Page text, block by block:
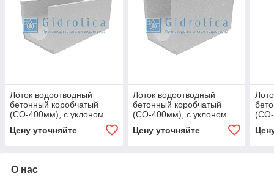
Лоток водоотводный
бетонный коробчатый
(СО-400мм), с уклоном
100.49,4(40).42(35) - BGU,
Цену уточняйте
Лоток водоотводный
бетонный коробчатый
(СО-400мм), с уклоном
100.49,4(40).49,5(42,5) -
Цену уточняйте
(СО-
О нас